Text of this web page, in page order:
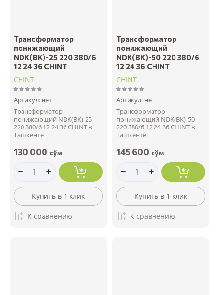
Трансформатор
понижающий
NDK(BK)-25 220 380/6
12 24 36 CHINT
CHINT
Артикул: нет
Трансформатор
понижающий NDK(BK)-25
220 380/6 12 24 36 CHINT в
Ташкенте
130 000 сўм
Купить в 1 клик
К сравнению
Трансформатор
понижающий
NDK(BK)-50 220 380/6
12 24 36 CHINT
CHINT
Артикул: нет
Трансформатор
понижающий NDK(BK)-50
220 380/6 12 24 36 CHINT в
Ташкенте
145 600 сўм
Купить в 1 клик
К сравнению